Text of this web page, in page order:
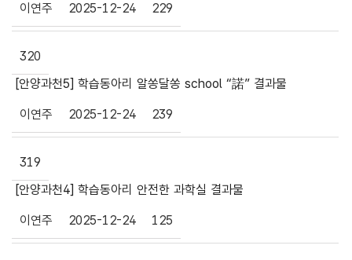
이연주 2025-12-24 229
320
[안양과천5] 학습동아리 알쏭달쏭 school “諾” 결과물
이연주 2025-12-24 239
319
[안양과천4] 학습동아리 안전한 과학실 결과물
이연주 2025-12-24 125